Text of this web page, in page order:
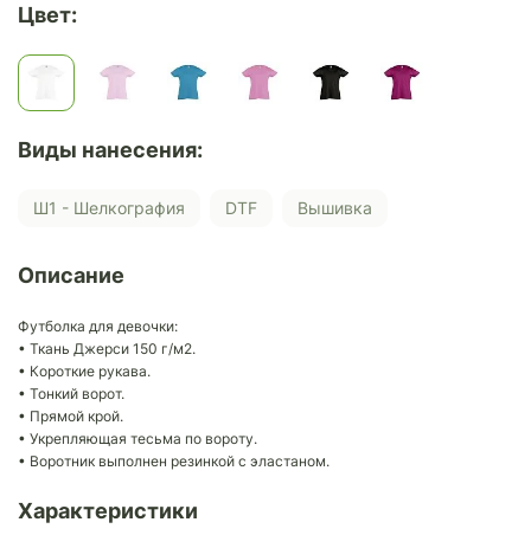
Цвет:
Виды нанесения:
Ш1 - Шелкография DTF Вышивка
Описание
Футболка для девочки:
• Ткань Джерси 150 г/м2.
• Короткие рукава.
• Тонкий ворот.
• Прямой крой.
• Укрепляющая тесьма по вороту.
• Воротник выполнен резинкой с эластаном.
Характеристики